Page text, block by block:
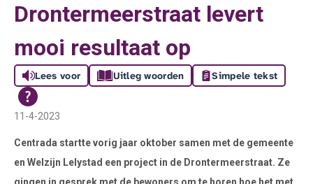
Drontermeerstraat levert
mooi resultaat op
Lees voor Uitleg woorden Simpele tekst
11-4-2023
Centrada startte vorig jaar oktober samen met de gemeente
en Welzijn Lelystad een project in de Drontermeerstraat. Ze